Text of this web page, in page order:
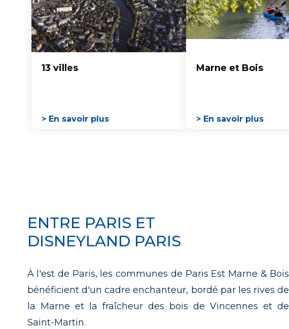
13 villes
> En savoir plus
Marne et Bois
> En savoir plus
ENTRE PARIS ET
DISNEYLAND PARIS
À l'est de Paris, les communes de Paris Est Marne & Bois
bénéficient d'un cadre enchanteur, bordé par les rives de
la Marne et la fraîcheur des bois de Vincennes et de
Saint-Martin.